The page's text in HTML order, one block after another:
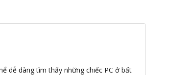
dễ dàng tìm thấy những chiếc PC ở bất